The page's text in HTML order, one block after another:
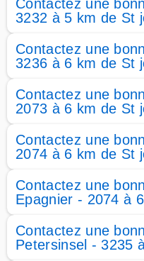
Contactez une
3232 à 5 km de St
Contactez une
3236 à 6 km de St
Contactez une
2073 à 6 km de St
Contactez une
2074 à 6 km de St
Contactez une
Epagnier - 2074 à
Contactez une
Petersinsel - 3235